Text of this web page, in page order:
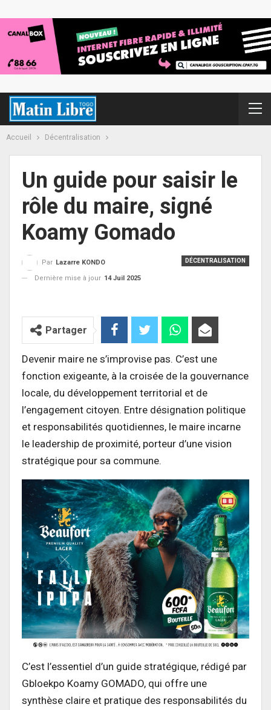
Accueil Décentralisation
Un guide pour saisir le
rôle du maire, signé
Koamy Gomado
DÉCENTRALISATION
Par Lazarre KONDO
Dernière mise à jour 14 Juil 2025
Partager
Devenir maire ne s’improvise pas. C’est une
fonction exigeante, à la croisée de la gouvernance
locale, du développement territorial et de
l’engagement citoyen. Entre désignation politique
et responsabilités quotidiennes, le maire incarne
le leadership de proximité, porteur d’une vision
stratégique pour sa commune.
C’est l’essentiel d’un guide stratégique, rédigé par
Gbloekpo Koamy GOMADO, qui offre une
synthèse claire et pratique des responsabilités du